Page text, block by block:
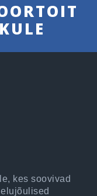
kes soovivad